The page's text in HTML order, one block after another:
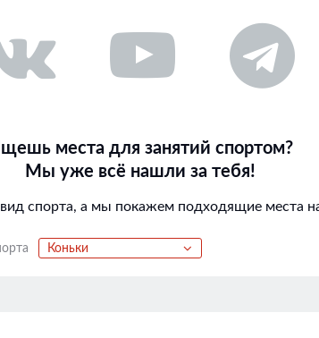
места для занятий спортом?
Мы уже всё нашли за тебя!
спорта, а мы покажем подходящие места
Коньки